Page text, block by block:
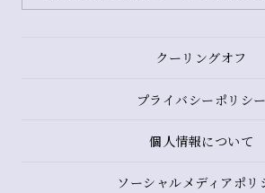
クーリングオフ
プライバシーポリシー
個人情報について
ソーシャルメディアポリ